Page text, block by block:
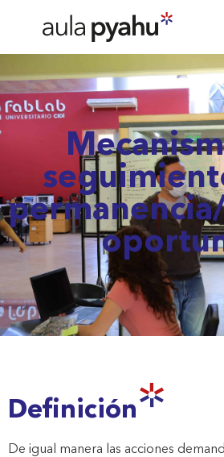
Definición
De igual manera las acciones